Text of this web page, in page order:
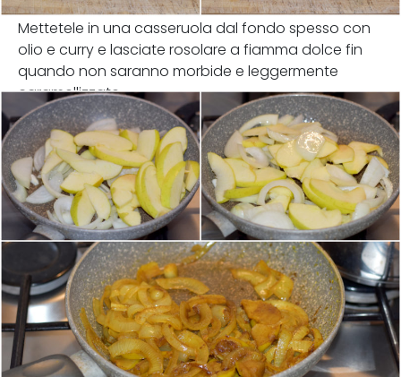
Mettetele in una casseruola dal fondo spesso con
olio e curry e lasciate rosolare a fiamma dolce fin
quando non saranno morbide e leggermente
caramellizzate.